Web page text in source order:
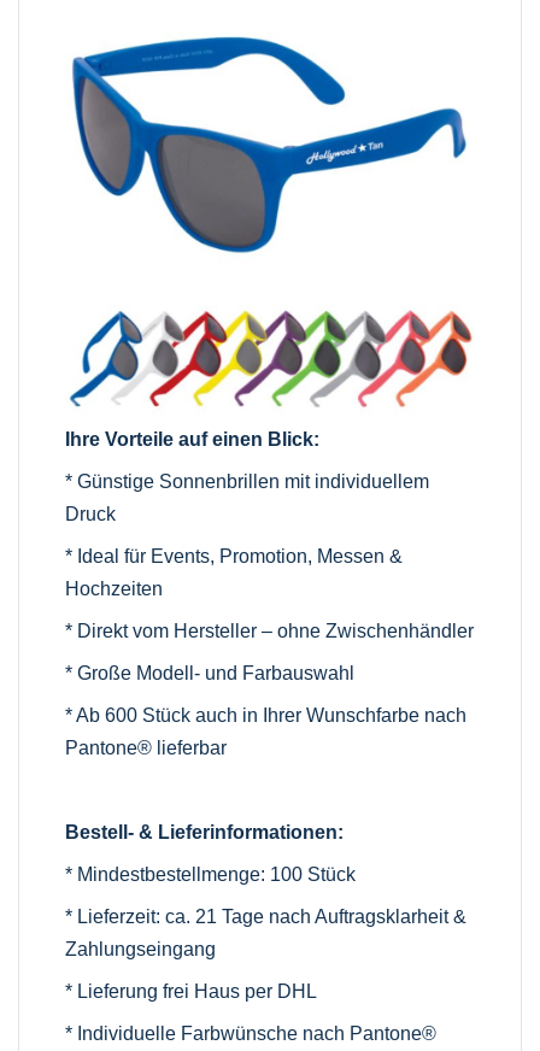
Ihre Vorteile auf einen Blick:
* Günstige Sonnenbrillen mit individuellem
Druck
* Ideal für Events, Promotion, Messen &
Hochzeiten
* Direkt vom Hersteller – ohne Zwischenhändler
* Große Modell- und Farbauswahl
* Ab 600 Stück auch in Ihrer Wunschfarbe nach
Pantone® lieferbar
Bestell- & Lieferinformationen:
* Mindestbestellmenge: 100 Stück
* Lieferzeit: ca. 21 Tage nach Auftragsklarheit &
Zahlungseingang
* Lieferung frei Haus per DHL
* Individuelle Farbwünsche nach Pantone®